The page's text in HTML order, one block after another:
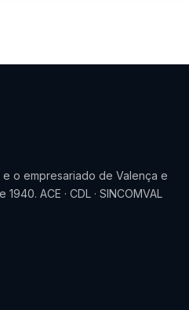
o empresariado de Valença e
ACE · CDL · SINCOMVAL